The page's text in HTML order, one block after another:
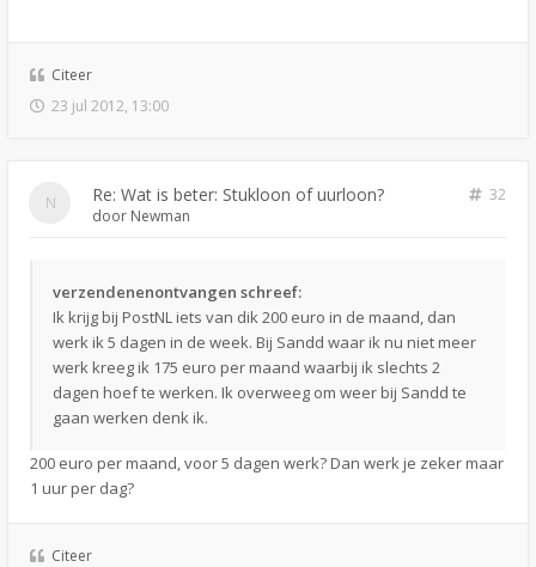
Citeer
23 jul 2012, 13:00
Re: Wat is beter: Stukloon of uurloon?
32
door Newman
verzendenenontvangen schreef:
Ik krijg bij PostNL iets van dik 200 euro in de maand, dan
werk ik 5 dagen in de week. Bij Sandd waar ik nu niet meer
werk kreeg ik 175 euro per maand waarbij ik slechts 2
dagen hoef te werken. Ik overweeg om weer bij Sandd te
gaan werken denk ik.
200 euro per maand, voor 5 dagen werk? Dan werk je zeker maar
1 uur per dag?
Citeer